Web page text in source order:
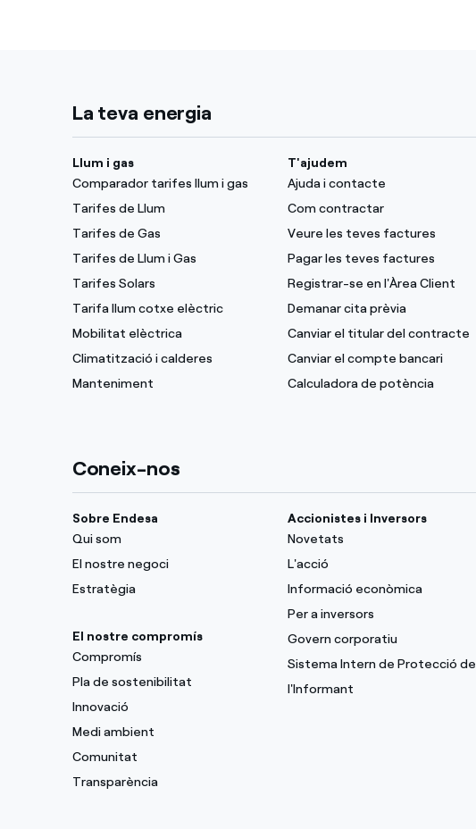
La teva energia
Llum i gas
Comparador tarifes llum i gas
Tarifes de Llum
Tarifes de Gas
Tarifes de Llum i Gas
Tarifes Solars
Tarifa llum cotxe elèctric
Mobilitat elèctrica
Climatització i calderes
Manteniment
T'ajudem
Ajuda i contacte
Com contractar
Veure les teves factures
Pagar les teves factures
Registrar-se en l'Àrea Client
Demanar cita prèvia
Canviar el titular del contracte
Canviar el compte bancari
Calculadora de potència
Coneix-nos
Sobre Endesa
Qui som
El nostre negoci
Estratègia
El nostre compromís
Compromís
Pla de sostenibilitat
Innovació
Medi ambient
Comunitat
Transparència
Accionistes i Inversors
Novetats
L'acció
Informació econòmica
Per a inversors
Govern corporatiu
Sistema Intern de Protecció de
l'Informant